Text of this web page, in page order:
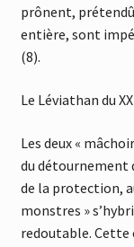
prônent,
entière, sont
(8).
Le Léviathan du
Les deux «
du détournement
de la protection,
monstres »
redoutable. Cette